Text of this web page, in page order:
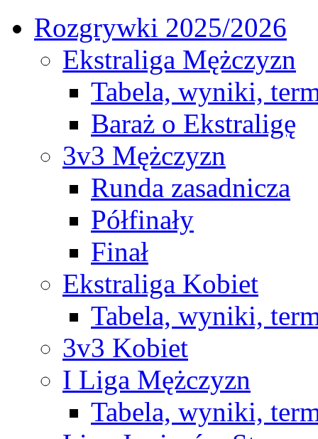
Rozgrywki 2025/2026
Ekstraliga Mężczyzn
Tabela, wyniki,
Baraż o Ekstraligę
3v3 Mężczyzn
Runda zasadnicza
Półfinały
Finał
Ekstraliga Kobiet
Tabela, wyniki,
3v3 Kobiet
I Liga Mężczyzn
Tabela, wyniki,